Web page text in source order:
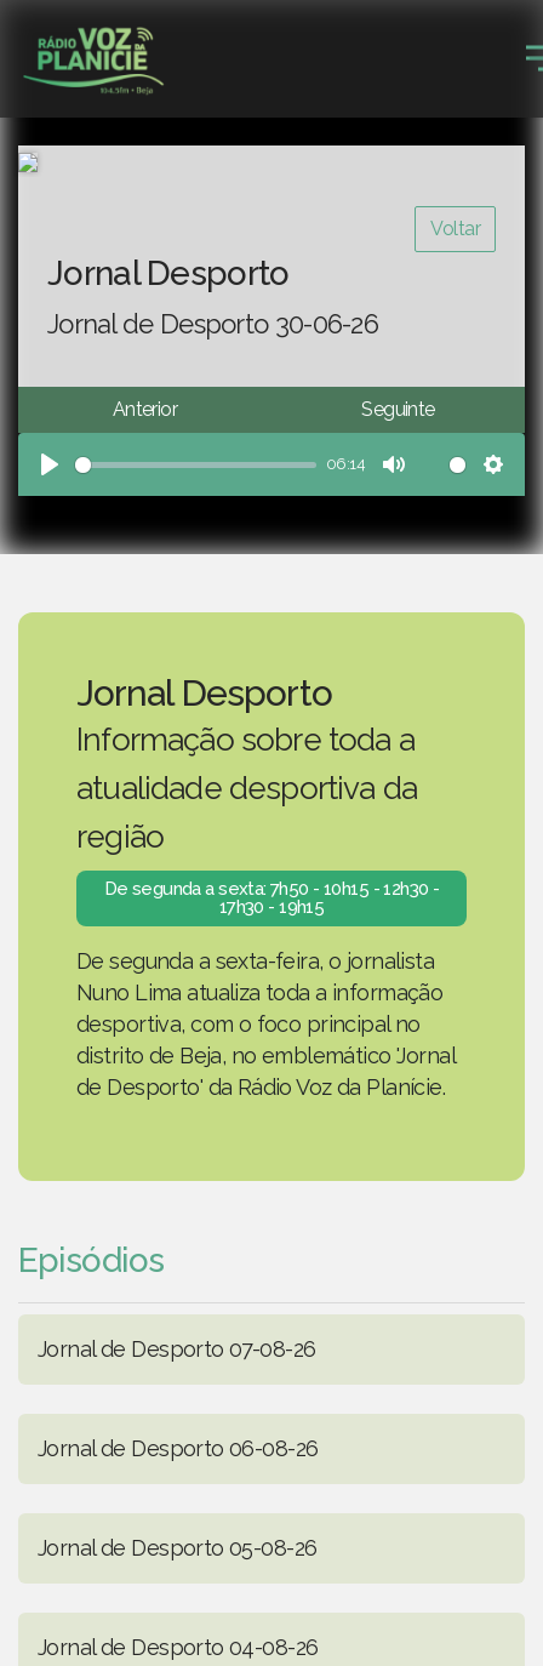
Voltar
Jornal Desporto
Jornal de Desporto 30-06-26
Anterior Seguinte
Play
06:14
Mute
Jornal Desporto
Informação sobre toda a
atualidade desportiva da
região
De segunda a sexta: 7h50 - 10h15 - 12h30 -
17h30 - 19h15
De segunda a sexta-feira, o jornalista
Nuno Lima atualiza toda a informação
desportiva, com o foco principal no
distrito de Beja, no emblemático 'Jornal
de Desporto' da Rádio Voz da Planície.
Episódios
Jornal de Desporto 07-08-26
Jornal de Desporto 06-08-26
Jornal de Desporto 05-08-26
Jornal de Desporto 04-08-26